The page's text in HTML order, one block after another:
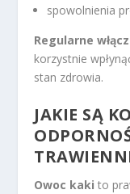
spowolnienia
Regularne
korzystnie
stan zdrowia.
JAKIE SĄ
Owoc kaki to